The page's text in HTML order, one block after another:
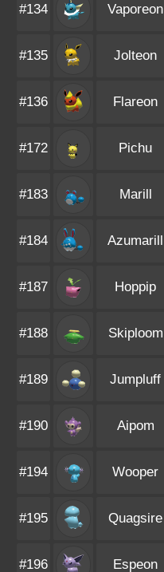
#134 Vaporeon
#135 Jolteon
#136 Flareon
#172 Pichu
#183 Marill
#184 Azumarill
#187 Hoppip
#188 Skiploom
#189 Jumpluff
#190 Aipom
#194 Wooper
#195 Quagsire
#196 Espeon